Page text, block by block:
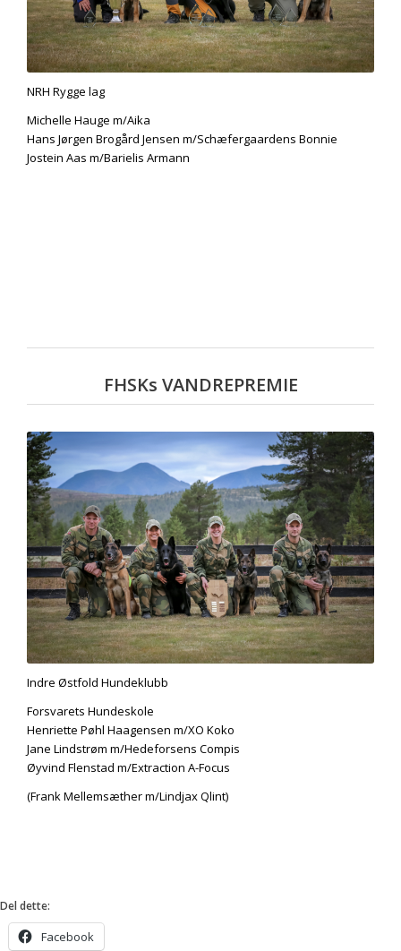
NRH Rygge lag
Michelle Hauge m/Aika
Hans Jørgen Brogård Jensen m/Schæfergaardens Bonnie
Jostein Aas m/Barielis Armann
FHSKs VANDREPREMIE
Indre Østfold Hundeklubb
Forsvarets Hundeskole
Henriette Pøhl Haagensen m/XO Koko
Jane Lindstrøm m/Hedeforsens Compis
Øyvind Flenstad m/Extraction A-Focus
(Frank Mellemsæther m/Lindjax Qlint)
Del dette:
Facebook